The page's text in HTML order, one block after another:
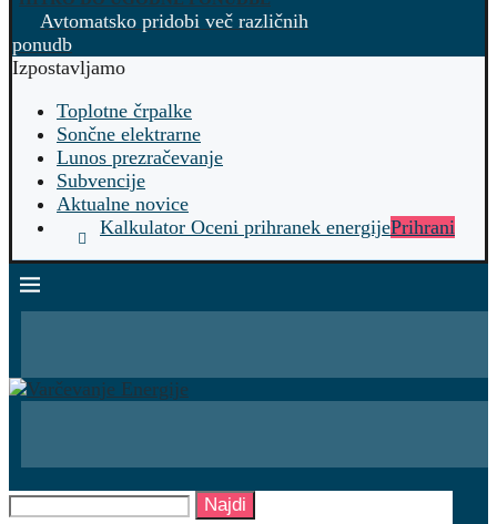
Avtomatsko pridobi več različnih
ponudb
Izpostavljamo
Toplotne črpalke
Sončne elektrarne
Lunos prezračevanje
Subvencije
Aktualne novice
Kalkulator Oceni prihranek energijePrihrani
Najdi